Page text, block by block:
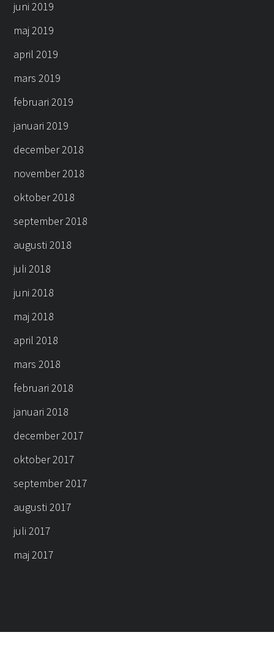
juni 2019
maj 2019
april 2019
mars 2019
februari 2019
januari 2019
december 2018
november 2018
oktober 2018
september 2018
augusti 2018
juli 2018
juni 2018
maj 2018
april 2018
mars 2018
februari 2018
januari 2018
december 2017
oktober 2017
september 2017
augusti 2017
juli 2017
maj 2017